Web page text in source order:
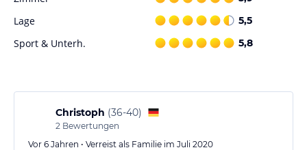
Spezialitäten genießen können.
In Eggstätt und der Umgebung gibt es viele Möglichkeiten für
bietet auch Wassersportmöglichkeiten wie Schwimmen oder
Bootfahren. Darüber hinaus können Sie auch die kulturellen
Veranstaltungen in den Theatern in Erl besuchen.
Lage 5,5
Sport & Unterh. 5,8
Christoph (36-40)
2 Bewertungen
Vor 6 Jahren • Verreist als Familie im Juli 2020